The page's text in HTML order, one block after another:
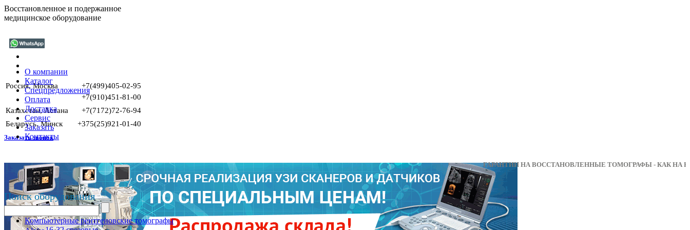
Восстановленное и подержанное
медицинское оборудование
Россия, Москва
+7(499)405-02-95
+7(910)451-81-00
Казахстан, Астана
+7(7172)72-76-94
Беларусь, Минск
+375(25)921-01-40
Заказать звонок
ГАРАНТИИ НА ВОССТАНОВЛЕННЫЕ ТОМОГРАФЫ
О компании
Каталог
Спецпредложения
Оплата
Доставка
Сервис
Заказать
Контакты
Поиск оборудования
Компьютерные рентгеновские томографы